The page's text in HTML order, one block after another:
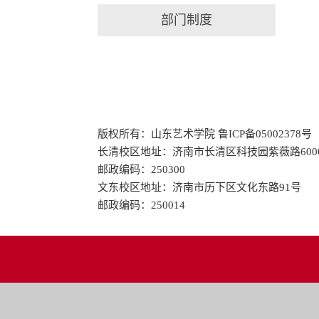
部门制度
版权所有：山东艺术学院 鲁ICP备05002378号
长清校区地址：济南市长清区科技园紫薇路
邮政编码：250300
文东校区地址：济南市历下区文化东路91号
邮政编码：250014